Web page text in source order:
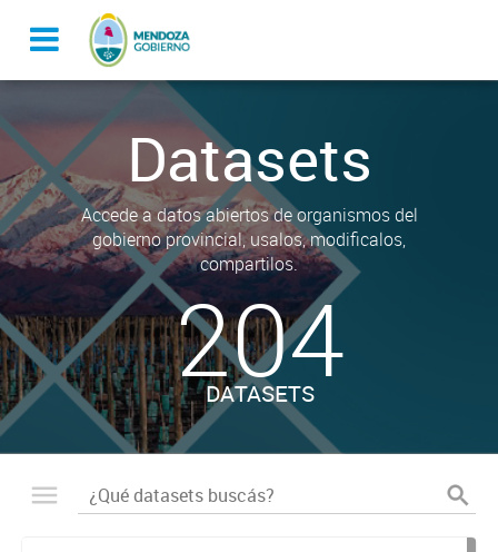
Datasets
Accede a datos abiertos de organismos del
gobierno provincial, usalos, modificalos,
compartilos.
204
DATASETS